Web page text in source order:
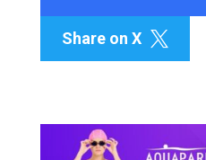
Share on X 